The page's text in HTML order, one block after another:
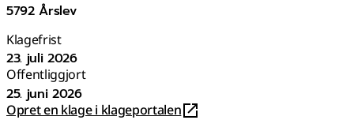
5792 Årslev
Klagefrist
23. juli 2026
Offentliggjort
25. juni 2026
Opret en klage i klageportalen